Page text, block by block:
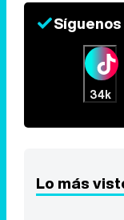
Síguenos
34k
Lo más